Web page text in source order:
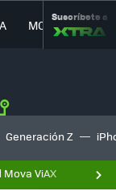
MOVILIDAD
Suscríbete a
Generación Z
ViAX